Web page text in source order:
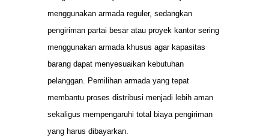
menggunakan armada reguler, sedangkan
pengiriman partai besar atau proyek kantor sering
menggunakan armada khusus agar kapasitas
barang dapat menyesuaikan kebutuhan
pelanggan. Pemilihan armada yang tepat
membantu proses distribusi menjadi lebih aman
sekaligus mempengaruhi total biaya pengiriman
yang harus dibayarkan.